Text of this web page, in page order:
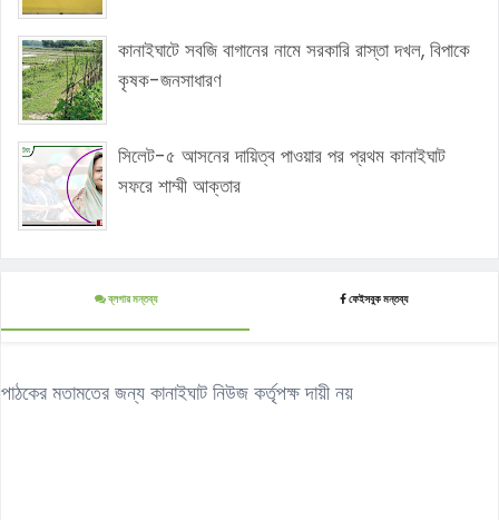
কানাইঘাটে সবজি বাগানের নামে সরকারি রাস্তা দখল, বিপাকে
কৃষক-জনসাধারণ
সিলেট-৫ আসনের দায়িত্ব পাওয়ার পর প্রথম কানাইঘাট
সফরে শাম্মী আক্তার
ব্লগার মন্তব্য ফেইসবুক মন্তব্য
পাঠকের মতামতের জন্য কানাইঘাট নিউজ কর্তৃপক্ষ দায়ী নয়